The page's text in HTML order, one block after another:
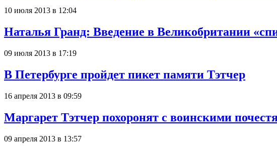
10 июля 2013 в 12:04
Наталья Гранд: Введение в Великобритании
09 июля 2013 в 17:19
В Петербурге пройдет пикет памяти Тэтчер
16 апреля 2013 в 09:59
Маргарет Тэтчер похоронят с воинскими
09 апреля 2013 в 13:57